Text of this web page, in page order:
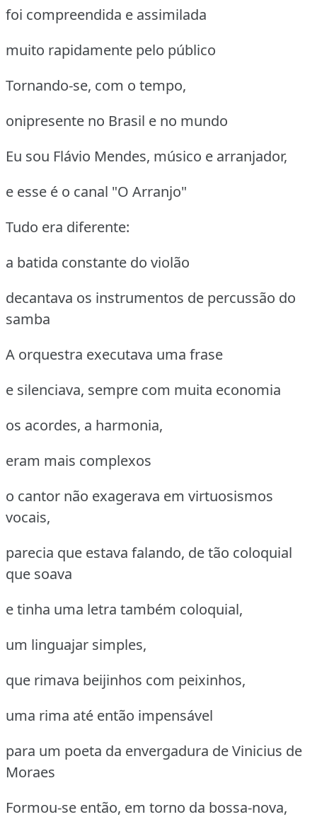
foi compreendida e assimilada
muito rapidamente pelo público
Tornando-se, com o tempo,
onipresente no Brasil e no mundo
Eu sou Flávio Mendes, músico e arranjador,
e esse é o canal "O Arranjo"
Tudo era diferente:
a batida constante do violão
decantava os instrumentos de percussão do
samba
A orquestra executava uma frase
e silenciava, sempre com muita economia
os acordes, a harmonia,
eram mais complexos
o cantor não exagerava em virtuosismos
vocais,
parecia que estava falando, de tão coloquial
que soava
e tinha uma letra também coloquial,
um linguajar simples,
que rimava beijinhos com peixinhos,
uma rima até então impensável
para um poeta da envergadura de Vinicius de
Moraes
Formou-se então, em torno da bossa-nova,